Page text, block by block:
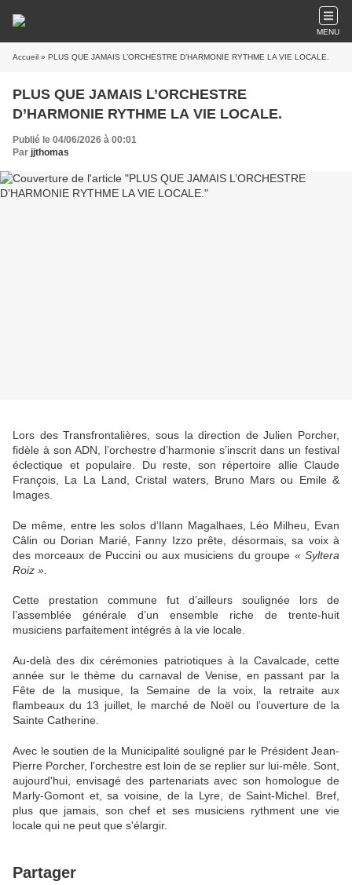
MENU
Accueil » PLUS QUE JAMAIS L’ORCHESTRE D’HARMONIE RYTHME LA VIE LOCALE.
PLUS QUE JAMAIS L’ORCHESTRE
D’HARMONIE RYTHME LA VIE LOCALE.
Publié le 04/06/2026 à 00:01
Par jjthomas
Lors des Transfrontalières, sous la direction de Julien Porcher,
fidèle à son ADN, l’orchestre d’harmonie s’inscrit dans un festival
éclectique et populaire. Du reste, son répertoire allie Claude
François, La La Land, Cristal waters, Bruno Mars ou Emile &
Images.
De même, entre les solos d’Ilann Magalhaes, Léo Milheu, Evan
Câlin ou Dorian Marié, Fanny Izzo prête, désormais, sa voix à
des morceaux de Puccini ou aux musiciens du groupe « Syltera
Roiz ».
Cette prestation commune fut d’ailleurs soulignée lors de
l’assemblée générale d’un ensemble riche de trente-huit
musiciens parfaitement intégrés à la vie locale.
Au-delà des dix cérémonies patriotiques à la Cavalcade, cette
année sur le thème du carnaval de Venise, en passant par la
Fête de la musique, la Semaine de la voix, la retraite aux
flambeaux du 13 juillet, le marché de Noël ou l’ouverture de la
Sainte Catherine.
Avec le soutien de la Municipalité souligné par le Président Jean-
Pierre Porcher, l'orchestre est loin de se replier sur lui-mêle. Sont,
aujourd'hui, envisagé des partenariats avec son homologue de
Marly-Gomont et, sa voisine, de la Lyre, de Saint-Michel. Bref,
plus que jamais, son chef et ses musiciens rythment une vie
locale qui ne peut que s'élargir.
Partager